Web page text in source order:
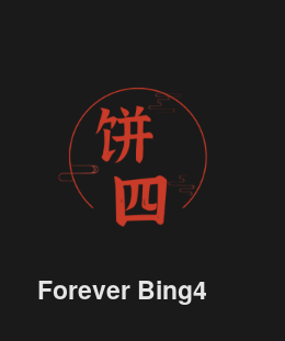
Forever Bing4